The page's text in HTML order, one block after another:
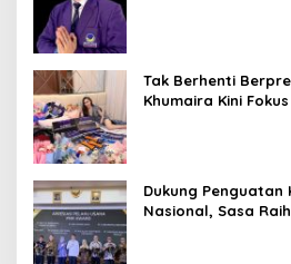
Tak Berhenti
Khumaira Kini
Dukung Penguatan
Nasional, Sasa